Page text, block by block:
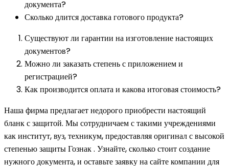
документа?
Сколько длится доставка готового продукта?
Существуют ли гарантии на изготовление настоящих
документов?
Можно ли заказать степень с приложением и
регистрацией?
Как производится оплата и какова итоговая стоимость?
Наша фирма предлагает недорого приобрести настоящий
бланк с защитой. Мы сотрудничаем с такими учреждениями
как институт, вуз, техникум, предоставляя оригинал с высокой
степенью защиты Гознак . Узнайте, сколько стоит создание
нужного документа, и оставьте заявку на сайте компании для